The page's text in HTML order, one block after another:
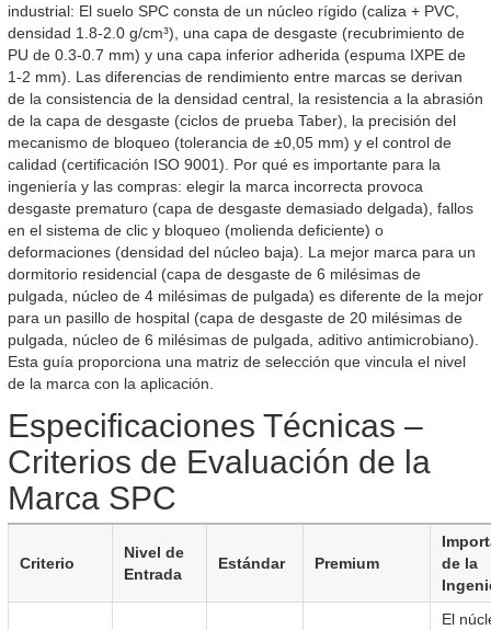
industrial: El suelo SPC consta de un núcleo rígido (caliza + PVC,
densidad 1.8-2.0 g/cm³), una capa de desgaste (recubrimiento de
PU de 0.3-0.7 mm) y una capa inferior adherida (espuma IXPE de
1-2 mm). Las diferencias de rendimiento entre marcas se derivan
de la consistencia de la densidad central, la resistencia a la abrasión
de la capa de desgaste (ciclos de prueba Taber), la precisión del
mecanismo de bloqueo (tolerancia de ±0,05 mm) y el control de
calidad (certificación ISO 9001). Por qué es importante para la
ingeniería y las compras: elegir la marca incorrecta provoca
desgaste prematuro (capa de desgaste demasiado delgada), fallos
en el sistema de clic y bloqueo (molienda deficiente) o
deformaciones (densidad del núcleo baja). La mejor marca para un
dormitorio residencial (capa de desgaste de 6 milésimas de
pulgada, núcleo de 4 milésimas de pulgada) es diferente de la mejor
para un pasillo de hospital (capa de desgaste de 20 milésimas de
pulgada, núcleo de 6 milésimas de pulgada, aditivo antimicrobiano).
Esta guía proporciona una matriz de selección que vincula el nivel
de la marca con la aplicación.
Especificaciones Técnicas –
Criterios de Evaluación de la
Marca SPC
Criterio
Nivel de
Entrada
Estándar Premium
de la
El